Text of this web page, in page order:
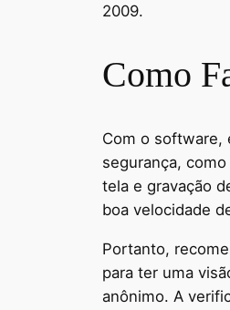
2009.
Como
Com o software,
segurança,
tela e gravação
boa velocidade
Portanto,
para ter uma
anônimo. A